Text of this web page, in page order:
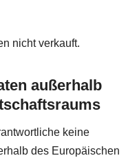
nicht verkauft.
außerhalb
keine
des Europäischen